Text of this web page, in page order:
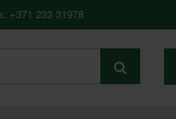
+371 233 31978